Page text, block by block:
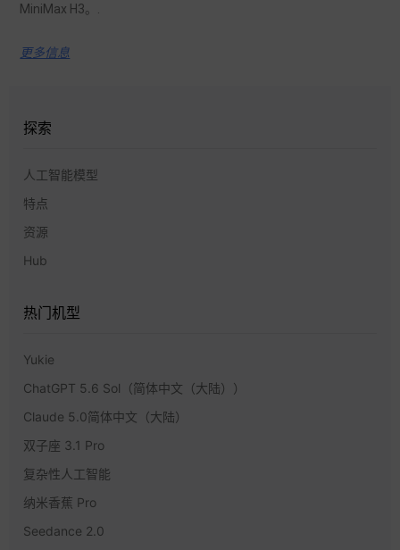
MiniMax H3。.
更多信息
探索
人工智能模型
特点
资源
Hub
热门机型
Yukie
ChatGPT 5.6 Sol（简体中文（大陆））
Claude 5.0简体中文（大陆）
双子座 3.1 Pro
复杂性人工智能
纳米香蕉 Pro
Seedance 2.0